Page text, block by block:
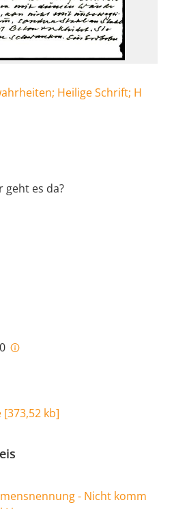
Heilige Schrift; H
geht es da?
[373,52 kb]
- Nicht komm